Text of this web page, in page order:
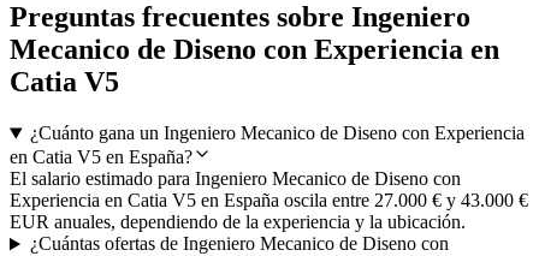
Preguntas frecuentes sobre Ingeniero
Mecanico de Diseno con Experiencia en
Catia V5
¿Cuánto gana un Ingeniero Mecanico de Diseno con Experiencia
en Catia V5 en España?
El salario estimado para Ingeniero Mecanico de Diseno con
Experiencia en Catia V5 en España oscila entre 27.000 € y 43.000 €
EUR anuales, dependiendo de la experiencia y la ubicación.
¿Cuántas ofertas de Ingeniero Mecanico de Diseno con